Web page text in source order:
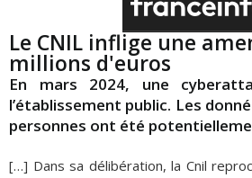
Le CNIL inflige une
millions d'euros
En mars 2024, une
l’établissement public. Les
personnes ont été
[…] Dans sa délibération, la Cnil